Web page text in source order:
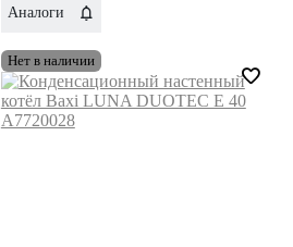
Аналоги
Нет в наличии